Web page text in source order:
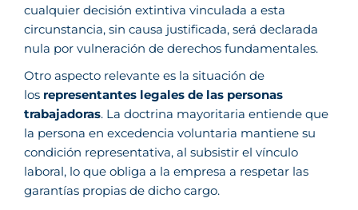
cualquier decisión extintiva vinculada a esta
circunstancia, sin causa justificada, será declarada
nula por vulneración de derechos fundamentales.
Otro aspecto relevante es la situación de
los representantes legales de las personas
trabajadoras. La doctrina mayoritaria entiende que
la persona en excedencia voluntaria mantiene su
condición representativa, al subsistir el vínculo
laboral, lo que obliga a la empresa a respetar las
garantías propias de dicho cargo.